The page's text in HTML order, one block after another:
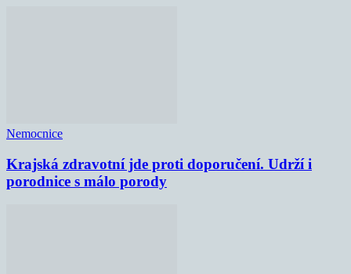
Nemocnice
Krajská zdravotní jde proti doporučení. Udrží i
porodnice s málo porody